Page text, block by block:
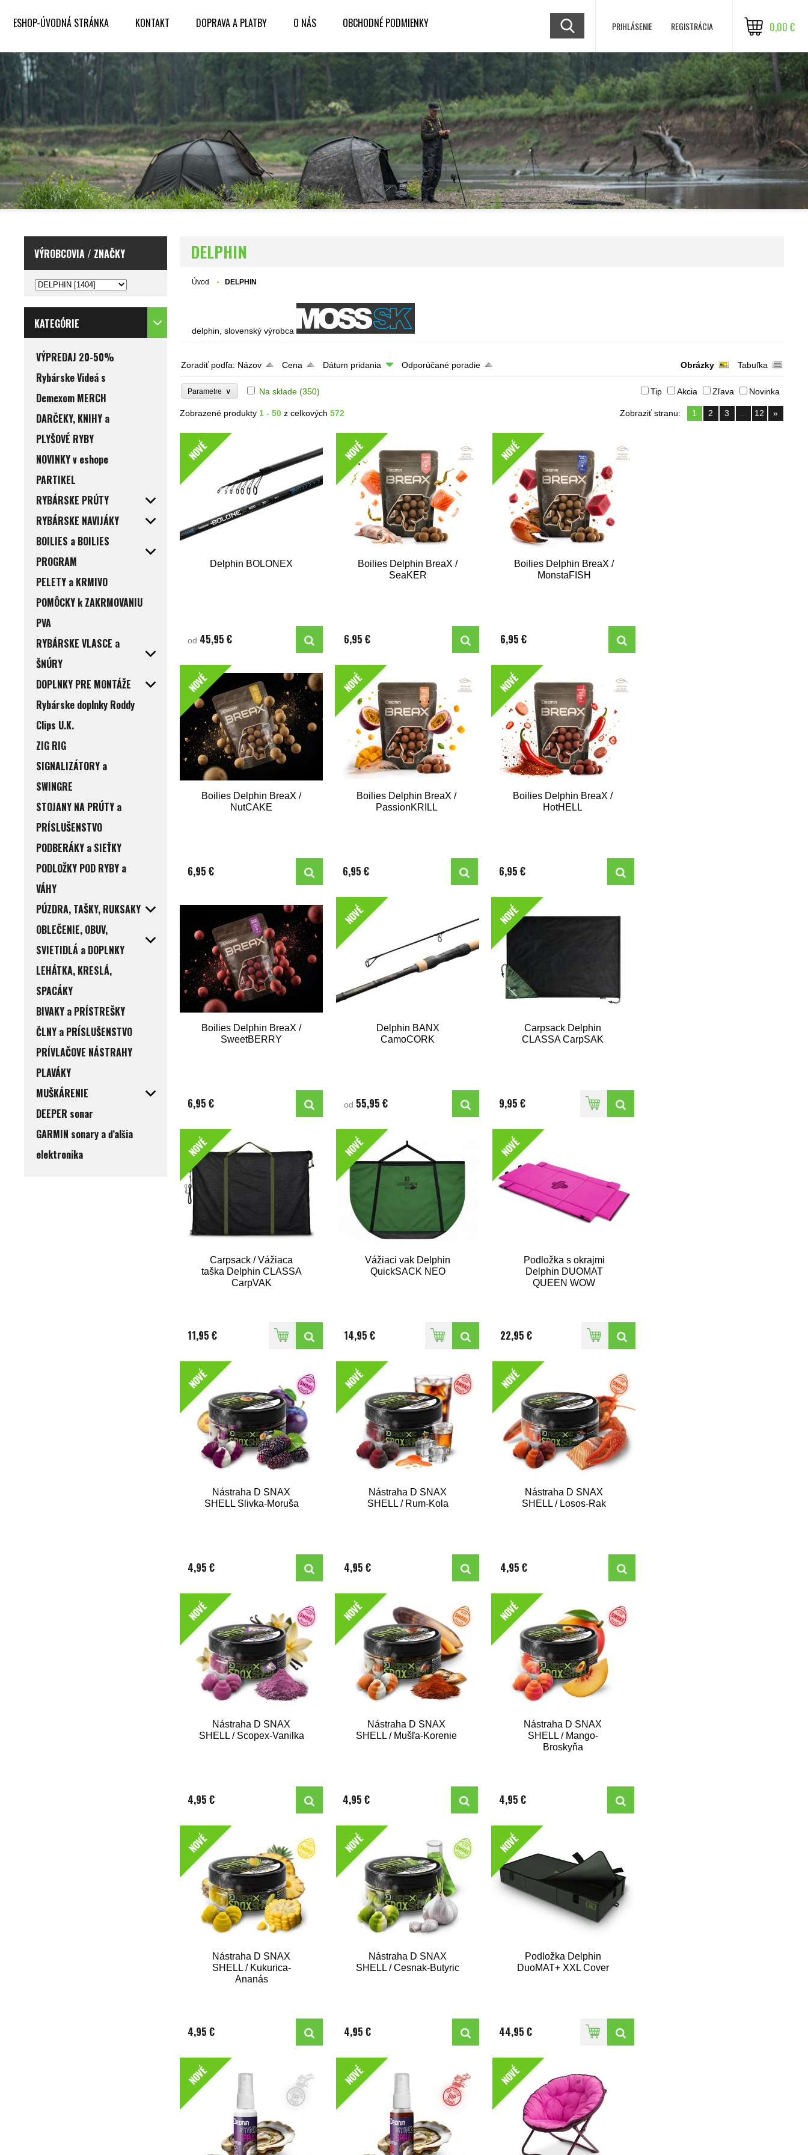
ESHOP-ÚVODNÁ STRÁNKA KONTAKT DOPRAVA A PLATBY O NÁS OBCHODNÉ PODMIENKY 0,00 €
PRIHLÁSENIE REGISTRÁCIA
VÝROBCOVIA / ZNAČKY
KATEGÓRIE
VÝPREDAJ 20-50%
Rybárske Videá s
Demexom MERCH
DARČEKY, KNIHY a
PLYŠOVÉ RYBY
NOVINKY v eshope
PARTIKEL
RYBÁRSKE PRÚTY
RYBÁRSKE NAVIJÁKY
BOILIES a BOILIES
PROGRAM
PELETY a KRMIVO
POMÔCKY k ZAKRMOVANIU
PVA
RYBÁRSKE VLASCE a
ŠNÚRY
DOPLNKY PRE MONTÁŽE
Rybárske doplnky Roddy
Clips U.K.
ZIG RIG
SIGNALIZÁTORY a
SWINGRE
STOJANY NA PRÚTY a
PRÍSLUŠENSTVO
PODBERÁKY a SIEŤKY
PODLOŽKY POD RYBY a
VÁHY
PÚZDRA, TAŠKY, RUKSAKY
OBLEČENIE, OBUV,
SVIETIDLÁ a DOPLNKY
LEHÁTKA, KRESLÁ,
SPACÁKY
BIVAKY a PRÍSTREŠKY
ČLNY a PRÍSLUŠENSTVO
PRÍVLAČOVE NÁSTRAHY
PLAVÁKY
MUŠKÁRENIE
DEEPER sonar
GARMIN sonary a ďalšia
elektronika
DELPHIN
Úvod DELPHIN
delphin, slovenský výrobca
Zoradiť podľa: Názov Cena Dátum pridania Odporúčané poradie Obrázky Tabuľka
Parametre ∨ Na sklade (350) Tip Akcia Zľava Novinka
Zobrazené produkty1 - 50 z celkových572 Zobraziť stranu: 1 2 3 ... 12 »
NOVÉ
Delphin BOLONEX
od 45,95 €
NOVÉ
Boilies Delphin BreaX /
SeaKER
6,95 €
NOVÉ
Boilies Delphin BreaX /
MonstaFISH
6,95 €
NOVÉ
Boilies Delphin BreaX /
NutCAKE
6,95 €
NOVÉ
Boilies Delphin BreaX /
PassionKRILL
6,95 €
NOVÉ
Boilies Delphin BreaX /
HotHELL
6,95 €
Boilies Delphin BreaX /
SweetBERRY
6,95 €
NOVÉ
Delphin BANX
CamoCORK
od 55,95 €
NOVÉ
Carpsack Delphin
CLASSA CarpSAK
9,95 €
NOVÉ
Carpsack / Vážiaca
taška Delphin CLASSA
CarpVAK
11,95 €
NOVÉ
Vážiaci vak Delphin
QuickSACK NEO
14,95 €
NOVÉ
Podložka s okrajmi
Delphin DUOMAT
QUEEN WOW
22,95 €
NOVÉ
Nástraha D SNAX
SHELL Slivka-Moruša
4,95 €
NOVÉ
Nástraha D SNAX
SHELL / Rum-Kola
4,95 €
NOVÉ
Nástraha D SNAX
SHELL / Losos-Rak
4,95 €
NOVÉ
Nástraha D SNAX
SHELL / Scopex-Vanilka
4,95 €
NOVÉ
Nástraha D SNAX
SHELL / Mušľa-Korenie
4,95 €
NOVÉ
Nástraha D SNAX
SHELL / Mango-
Broskyňa
4,95 €
NOVÉ
Nástraha D SNAX
SHELL / Kukurica-
Ananás
4,95 €
NOVÉ
Nástraha D SNAX
SHELL / Cesnak-Butyric
4,95 €
NOVÉ
Podložka Delphin
DuoMAT+ XXL Cover
44,95 €
NOVÉ NOVÉ NOVÉ